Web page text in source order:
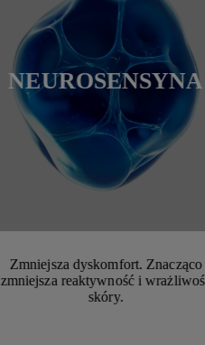
NEUROSENSYNA
Zmniejsza dyskomfort. Znacząco
zmniejsza reaktywność i
skóry.